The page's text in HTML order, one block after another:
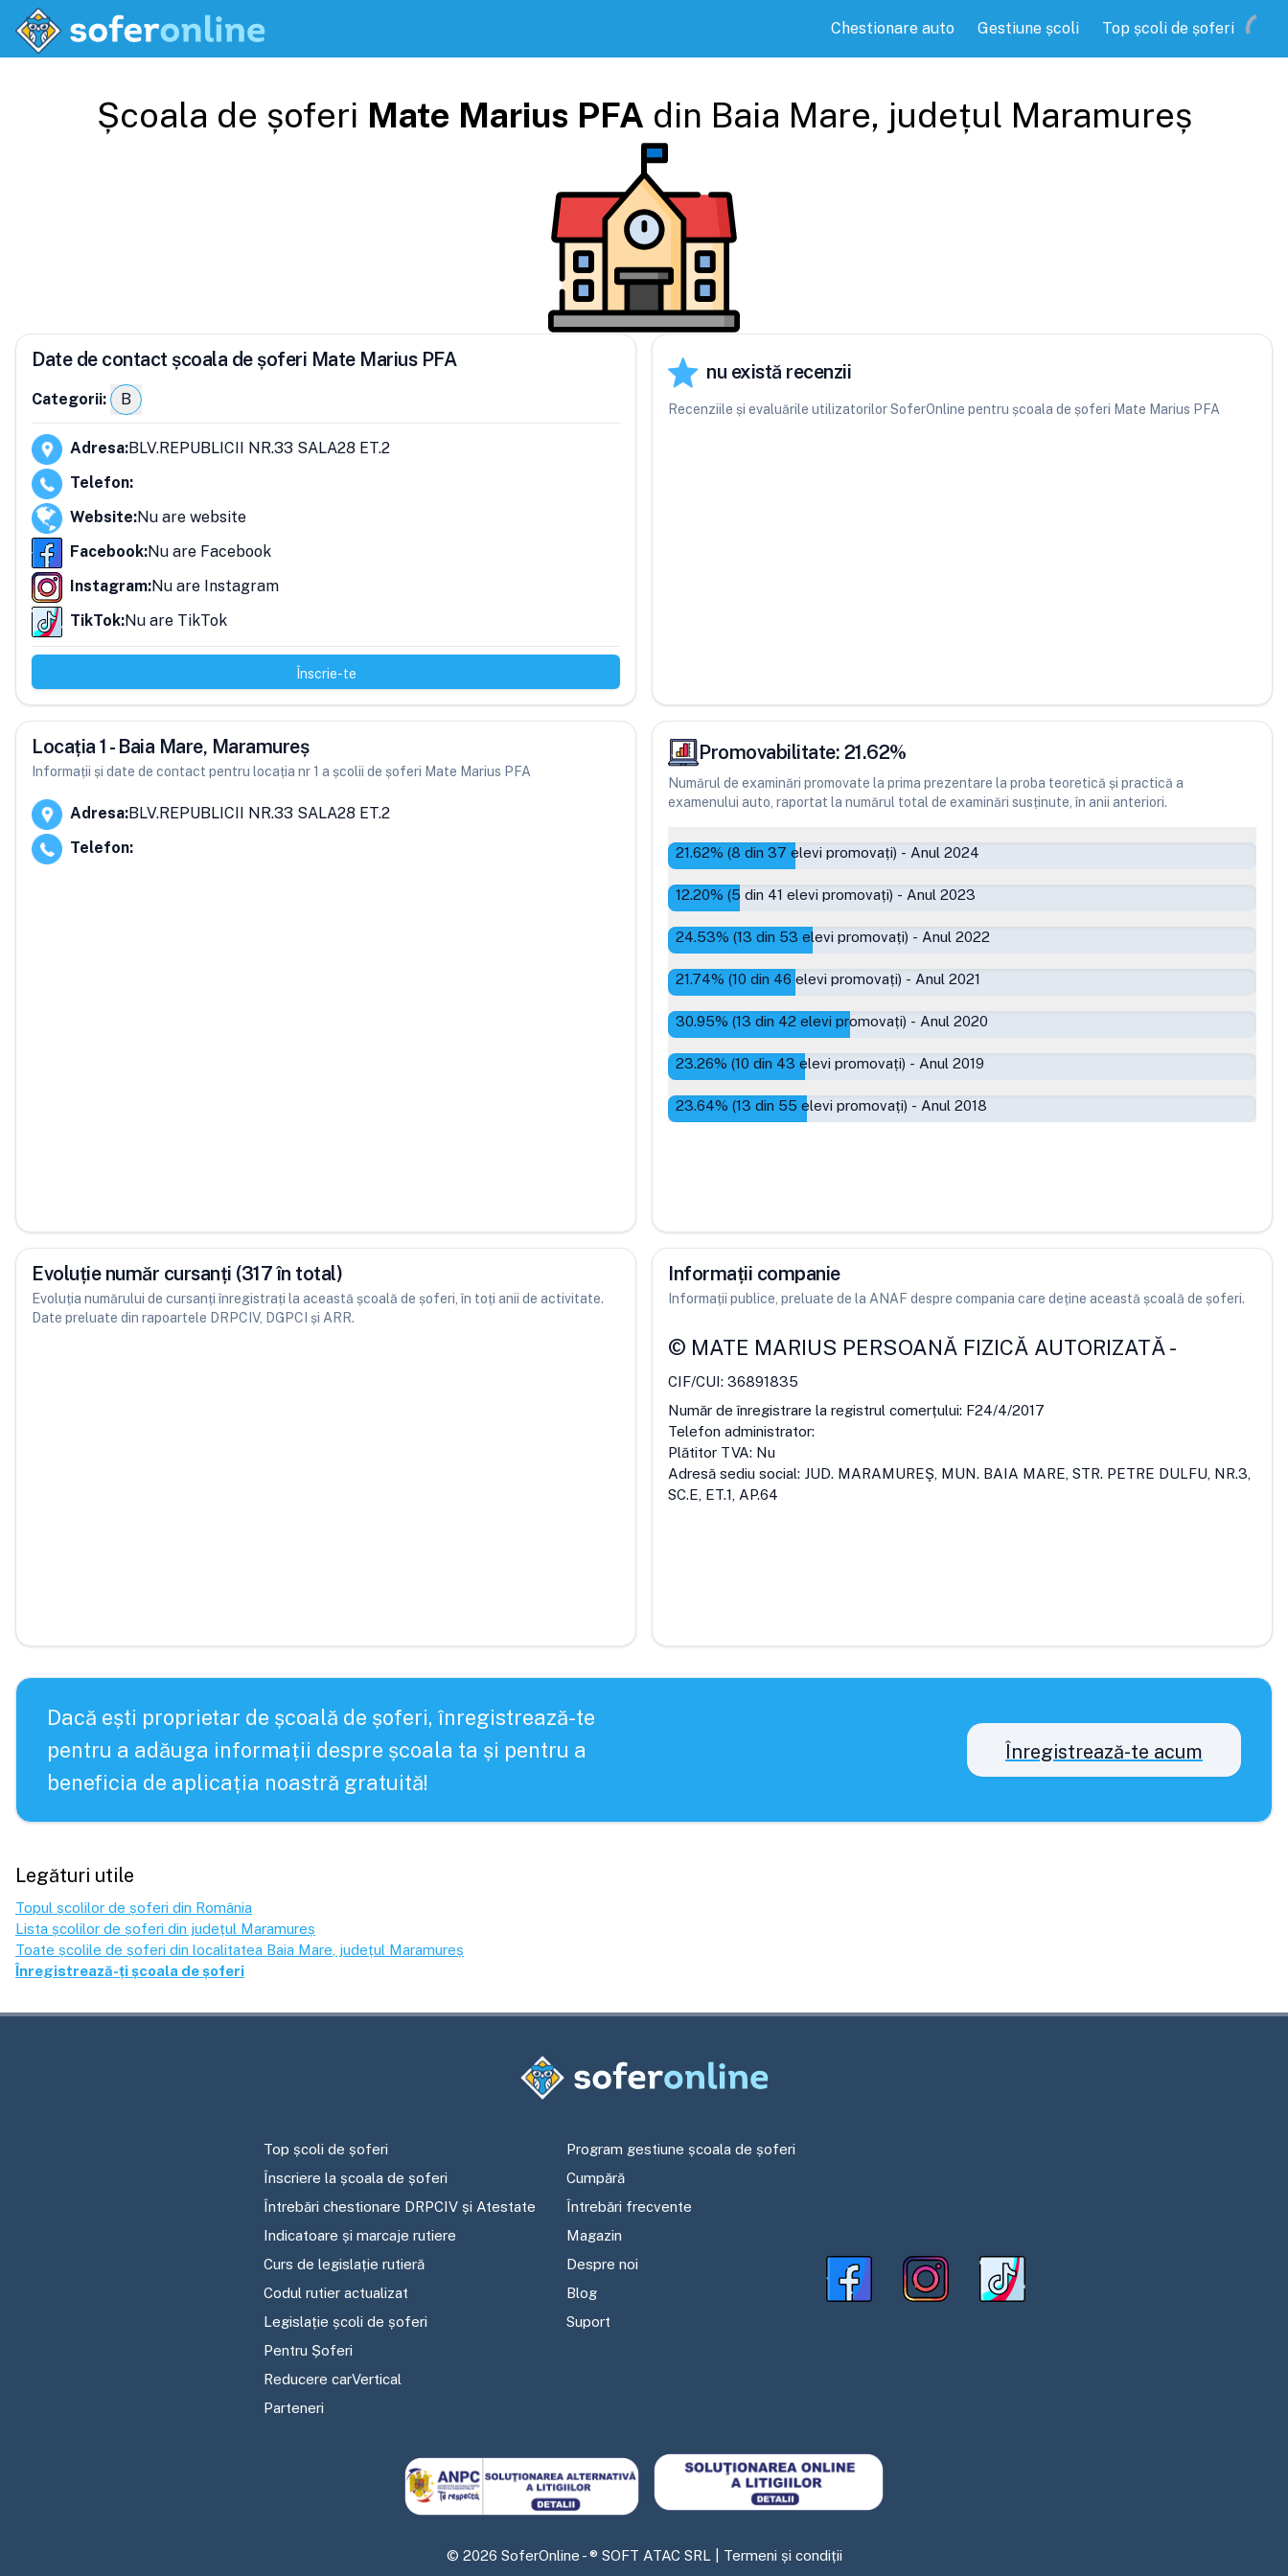
Chestionare auto Gestiune școli Top școli de șoferi
Școala de șoferi Mate Marius PFA din Baia Mare, județul Maramureș
Date de contact școala de șoferi Mate Marius PFA
Categorii: B
Adresa:BLV.REPUBLICII NR.33 SALA28 ET.2
Telefon:
Website:Nu are website
Facebook:Nu are Facebook
Instagram:Nu are Instagram
TikTok:Nu are TikTok
Înscrie-te
nu există recenzii
Recenziile și evaluările utilizatorilor SoferOnline pentru școala de șoferi Mate Marius PFA
Locația 1 - Baia Mare, Maramureș
Informații și date de contact pentru locația nr 1 a școlii de șoferi Mate Marius PFA
Adresa:BLV.REPUBLICII NR.33 SALA28 ET.2
Telefon:
Promovabilitate: 21.62%
Numărul de examinări promovate la prima prezentare la proba teoretică și practică a
examenului auto, raportat la numărul total de examinări susținute, în anii anteriori.
21.62% (8 din 37 elevi promovați) - Anul 2024
12.20% (5 din 41 elevi promovați) - Anul 2023
24.53% (13 din 53 elevi promovați) - Anul 2022
21.74% (10 din 46 elevi promovați) - Anul 2021
30.95% (13 din 42 elevi promovați) - Anul 2020
23.26% (10 din 43 elevi promovați) - Anul 2019
23.64% (13 din 55 elevi promovați) - Anul 2018
Evoluție număr cursanți (317 în total)
Evoluția numărului de cursanți înregistrați la această școală de șoferi, în toți anii de activitate.
Date preluate din rapoartele DRPCIV, DGPCI și ARR.
Informații companie
Informații publice, preluate de la ANAF despre compania care deține această școală de șoferi.
© MATE MARIUS PERSOANĂ FIZICĂ AUTORIZATĂ-
CIF/CUI: 36891835
Număr de înregistrare la registrul comerțului: F24/4/2017
Telefon administrator:
Plătitor TVA: Nu
Adresă sediu social: JUD. MARAMUREŞ, MUN. BAIA MARE, STR. PETRE DULFU, NR.3,
SC.E, ET.1, AP.64
Dacă ești proprietar de școală de șoferi, înregistrează-te
pentru a adăuga informații despre școala ta și pentru a
beneficia de aplicația noastră gratuită!
Înregistrează-te acum
Legături utile
Topul școlilor de șoferi din România
Lista școlilor de șoferi din județul Maramureș
Toate școlile de șoferi din localitatea Baia Mare , județul Maramureș
Înregistrează-ți școala de șoferi
Top școli de șoferi
Înscriere la școala de șoferi
Întrebări chestionare DRPCIV și Atestate
Indicatoare și marcaje rutiere
Curs de legislație rutieră
Codul rutier actualizat
Legislație școli de șoferi
Pentru Șoferi
Reducere carVertical
Parteneri
Program gestiune școala de șoferi
Cumpără
Întrebări frecvente
Magazin
Despre noi
Blog
Suport
© 2026 SoferOnline - ® SOFT ATAC SRL | Termeni și condiții